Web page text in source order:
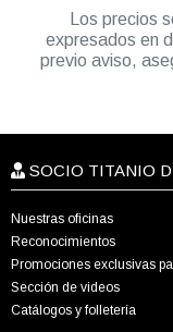
Los precios
expresados en
previo aviso,
SOCIO TITANIO
Nuestras oficinas
Reconocimientos
Promociones exclusivas
Sección de videos
Catálogos y folletería